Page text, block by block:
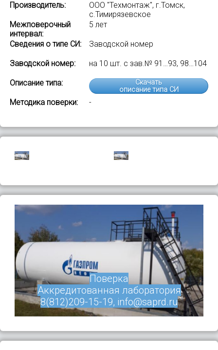
Производитель:
ООО "Техмонтаж", г.Томск,
с.Тимирязевское
Межповерочный
интервал:
5 лет
Сведения о типе СИ: Заводской номер
Заводской номер: на 10 шт. с зав.№ 91…93, 98…104
Описание типа:
Скачать
описание типа СИ
Методика поверки: -
Поверка
Аккредитованная лаборатория
8(812)209-15-19, info@saprd.ru